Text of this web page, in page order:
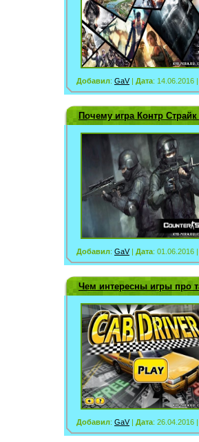
Добавил: GaV| Дата: 14.06.2016 |
Почему игра Контр
Добавил: GaV| Дата: 01.06.2016 |
Чем интересны игры про
Добавил: GaV| Дата: 26.04.2016 |